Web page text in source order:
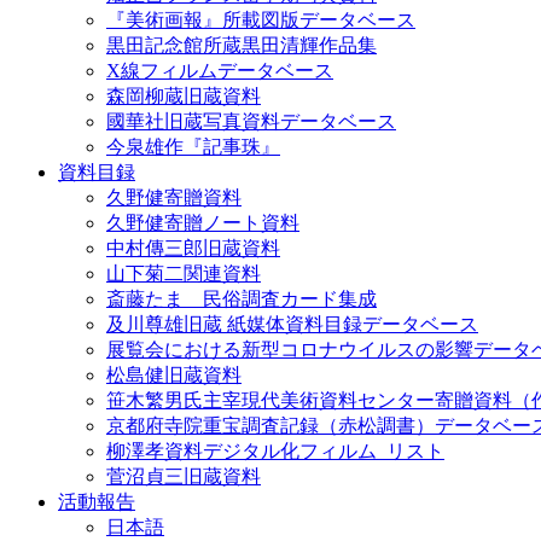
『美術画報』所載図版データベース
黒田記念館所蔵黒田清輝作品集
X線フィルムデータベース
森岡柳蔵旧蔵資料
國華社旧蔵写真資料データベース
今泉雄作『記事珠』
資料目録
久野健寄贈資料
久野健寄贈ノート資料
中村傳三郎旧蔵資料
山下菊二関連資料
斎藤たま 民俗調査カード集成
及川尊雄旧蔵 紙媒体資料目録データベース
展覧会における新型コロナウイルスの影響データ
松島健旧蔵資料
笹木繁男氏主宰現代美術資料センター寄贈資料（
京都府寺院重宝調査記録（赤松調書）データベー
柳澤孝資料デジタル化フィルム_リスト
菅沼貞三旧蔵資料
活動報告
日本語